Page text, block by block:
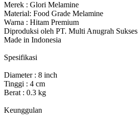
Merek : Glori Melamine
Material: Food Grade Melamine
Warna : Hitam Premium
Diproduksi oleh PT. Multi Anugrah Sukses
Made in Indonesia
Spesifikasi
Diameter : 8 inch
Tinggi : 4 cm
Berat : 0.3 kg
Keunggulan